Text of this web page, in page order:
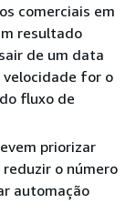
comerciais em
resultado
de um data
velocidade for o
fluxo de
priorizar
o número
automação